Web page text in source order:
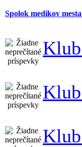
Spolok medikov